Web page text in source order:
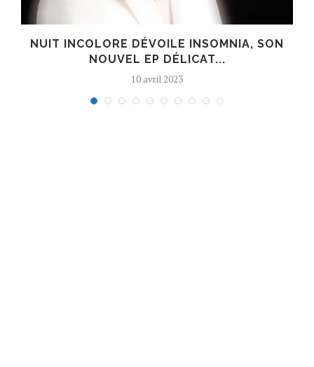
NUIT INCOLORE DÉVOILE INSOMNIA, SON
NOUVEL EP DÉLICAT...
10 avril 2023